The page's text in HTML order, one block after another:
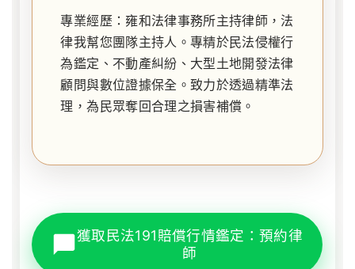
專業經歷：雍和法律事務所主持律師，法
律我幫您團隊主持人。專精於民法侵權行
為鑑定、不動產糾紛、大型土地開發法律
顧問與數位證據保全。致力於透過精準法
理，為民眾奪回合理之損害補償。
獲取民法191賠償行情鑑定：預約律
師